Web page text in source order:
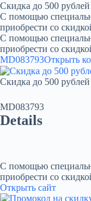
Скидка до 500
С помощью
приобрести со
С помощью
приобрести со
MD083793Открыть
Скидка до 500
MD083793
Details
С помощью
приобрести со
Открыть сайт